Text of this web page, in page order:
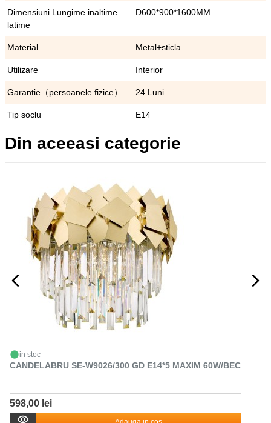
Dimensiuni Lungime inaltime
latime
D600*900*1600MM
Material Metal+sticla
Utilizare Interior
Garantie（persoanele fizice） 24 Luni
Tip soclu E14
Din aceeasi categorie
in stoc
CANDELABRU SE-W9026/300 GD E14*5 MAXIM 60W/BEC
598,00 lei